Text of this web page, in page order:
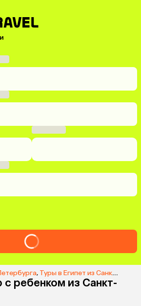
, Туры в Египет из Санкт-Петербурга
с ребенком из Санкт-